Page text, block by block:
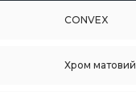
CONVEX
Хром матовий